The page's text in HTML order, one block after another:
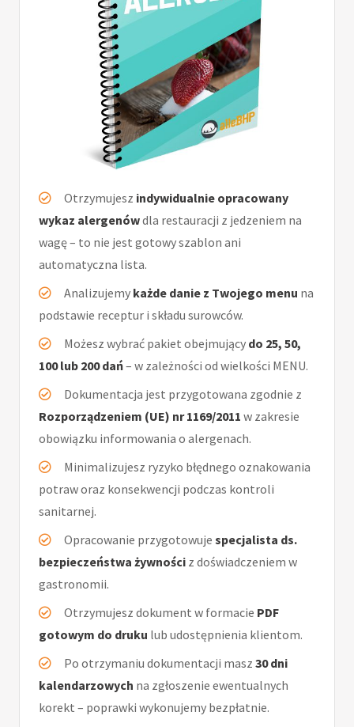
Otrzymujesz indywidualnie opracowany
wykaz alergenówdla restauracji z jedzeniem na
wagę – to nie jest gotowy szablon ani
automatyczna lista.
Analizujemy każde danie z Twojego menu na
podstawie receptur i składu surowców.
Możesz wybrać pakiet obejmujący do 25, 50,
100 lub 200 dań– w zależności od wielkości MENU.
Dokumentacja jest przygotowana zgodnie z
Rozporządzeniem (UE) nr 1169/2011 w zakresie
obowiązku informowania o alergenach.
Minimalizujesz ryzyko błędnego oznakowania
potraw oraz konsekwencji podczas kontroli
sanitarnej.
Opracowanie przygotowuje specjalista ds.
bezpieczeństwa żywności z doświadczeniem w
gastronomii.
Otrzymujesz dokument w formacie PDF
gotowym do druku lub udostępnienia klientom.
Po otrzymaniu dokumentacji masz 30 dni
kalendarzowych na zgłoszenie ewentualnych
korekt – poprawki wykonujemy bezpłatnie.